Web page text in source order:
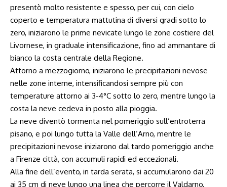
presentò molto resistente e spesso, per cui, con cielo
coperto e temperatura mattutina di diversi gradi sotto lo
zero, iniziarono le prime nevicate lungo le zone costiere del
Livornese, in graduale intensificazione, fino ad ammantare di
bianco la costa centrale della Regione.
Attorno a mezzogiorno, iniziarono le precipitazioni nevose
nelle zone interne, intensificandosi sempre più con
temperature attorno ai 3-4°C sotto lo zero, mentre lungo la
costa la neve cedeva in posto alla pioggia.
La neve diventò tormenta nel pomeriggio sull’entroterra
pisano, e poi lungo tutta la Valle dell’Arno, mentre le
precipitazioni nevose iniziarono dal tardo pomeriggio anche
a Firenze città, con accumuli rapidi ed eccezionali.
Alla fine dell’evento, in tarda serata, si accumularono dai 20
ai 35 cm di neve lungo una linea che percorre il Valdarno,